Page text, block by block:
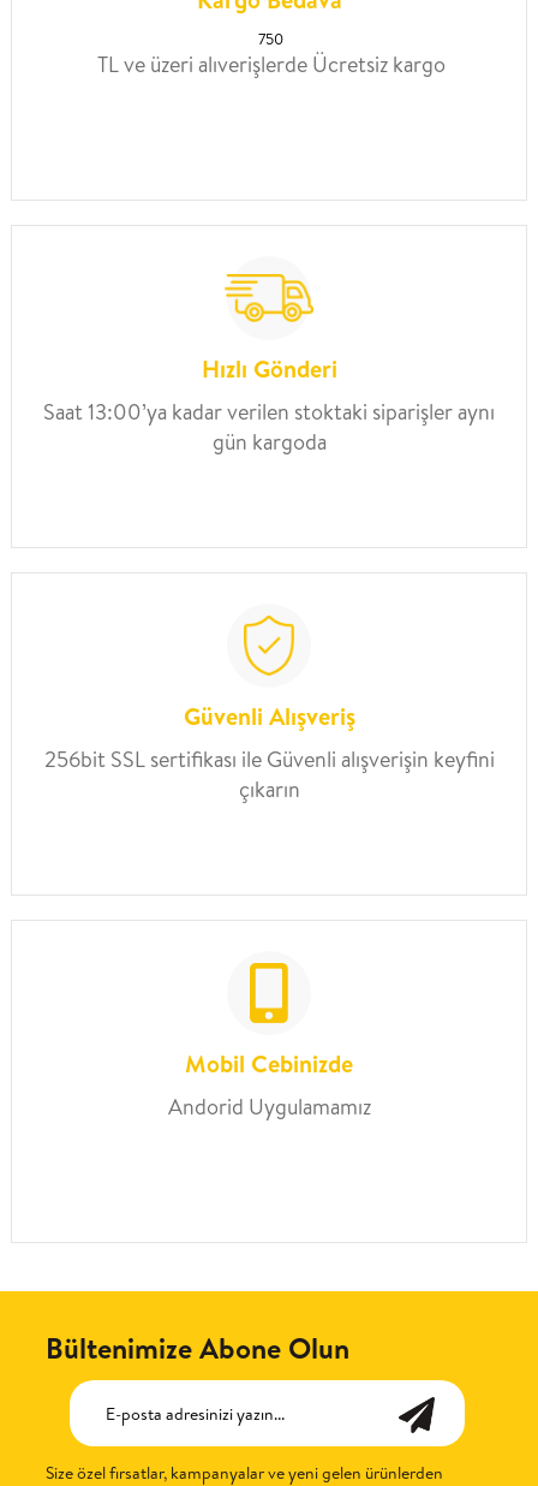
750
TL ve üzeri alıverişlerde Ücretsiz kargo
Hızlı Gönderi
Saat 13:00’ya kadar verilen stoktaki siparişler aynı
gün kargoda
Güvenli Alışveriş
256bit SSL sertifikası ile Güvenli alışverişin keyfini
çıkarın
Mobil Cebinizde
Andorid Uygulamamız
Bültenimize Abone Olun
Size özel fırsatlar, kampanyalar ve yeni gelen ürünlerden